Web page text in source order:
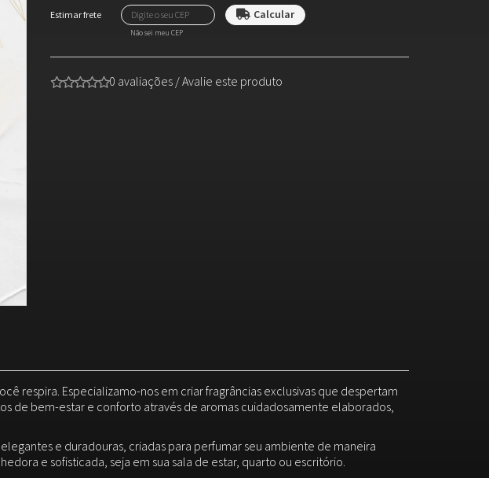
Não sei meu CEP
0 avaliações/Avalie este produto
respira. Especializamo-nos em criar fragrâncias exclusivas que despertam
de bem-estar e conforto através de aromas cuidadosamente elaborados,
e duradouras, criadas para perfumar seu ambiente de maneira
e sofisticada, seja em sua sala de estar, quarto ou escritório.